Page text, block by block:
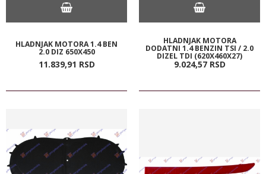
HLADNJAK MOTORA 1.4 BEN
2.0 DIZ 650X450
11.839,91 RSD
HLADNJAK MOTORA
DODATNI 1.4 BENZIN TSI / 2.0
DIZEL TDI (620X460X27)
9.024,57 RSD